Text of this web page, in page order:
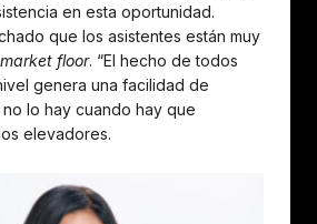
en esta oportunidad.
que los asistentes están muy
market floor. “El hecho de todos
genera una facilidad de
no lo hay cuando hay que
elevadores.